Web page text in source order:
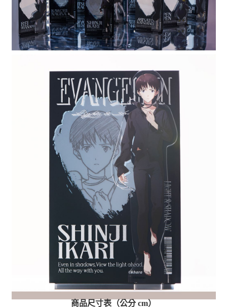
商品尺寸表（公分 cm）